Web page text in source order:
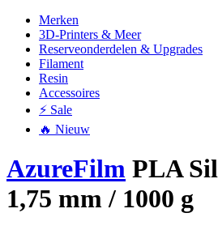
Merken
3D-Printers & Meer
Reserveonderdelen & Upgrades
Filament
Resin
Accessoires
⚡ Sale
🔥 Nieuw
AzureFilm PLA
1,75 mm / 1000 g